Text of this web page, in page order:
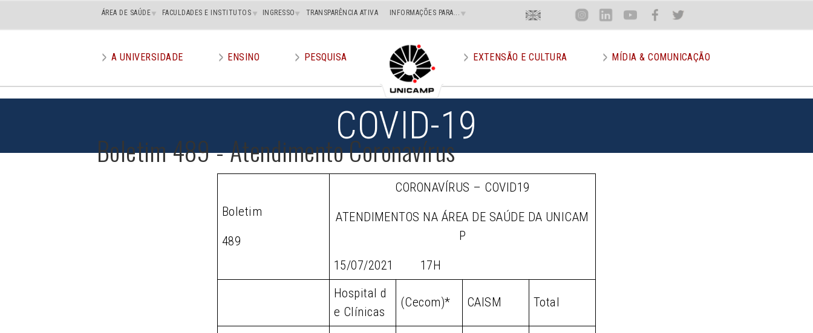
Main
superior
ÁREA DE SAÚDE FACULDADES E INSTITUTOS INGRESSO TRANSPARÊNCIA ATIVA INFORMAÇÕES PARA... Menu
Superior
Direito
En Inst Lin You Face Twit
menu
A UNIVERSIDADE ENSINO PESQUISA EXTENSÃO E CULTURA MÍDIA & COMUNICAÇÃO
COVID-19
Boletim 489 - Atendimento Coronavírus
Boletim
489
CORONAVÍRUS – COVID19
ATENDIMENTOS NA ÁREA DE SAÚDE DA UNICAM
P
15/07/2021 17H
Hospital d
e Clínicas
(Cecom)* CAISM Total